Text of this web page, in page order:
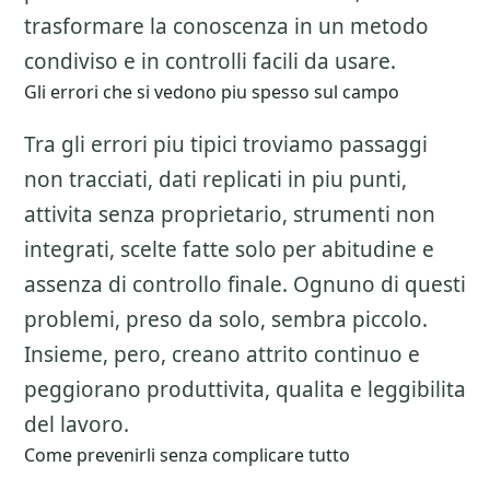
trasformare la conoscenza in un metodo
condiviso e in controlli facili da usare.
Gli errori che si vedono piu spesso sul campo
Tra gli errori piu tipici troviamo passaggi
non tracciati, dati replicati in piu punti,
attivita senza proprietario, strumenti non
integrati, scelte fatte solo per abitudine e
assenza di controllo finale. Ognuno di questi
problemi, preso da solo, sembra piccolo.
Insieme, pero, creano attrito continuo e
peggiorano produttivita, qualita e leggibilita
del lavoro.
Come prevenirli senza complicare tutto